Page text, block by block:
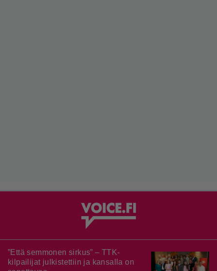
”Että semmonen sirkus” – TTK-
kilpailijat julkistettiin ja kansalla on